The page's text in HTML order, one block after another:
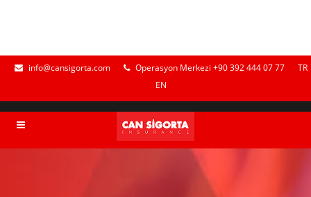
info@cansigorta.com Operasyon Merkezi +90 392 444 07 77
TR
EN